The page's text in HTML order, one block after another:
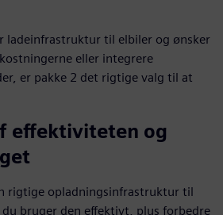
ladeinfrastruktur til elbiler og ønsker
eller integrere
er pakke 2 det rigtige valg til at
effektiviteten og
rigtige opladningsinfrastruktur til
bruger den effektivt, plus forbedre